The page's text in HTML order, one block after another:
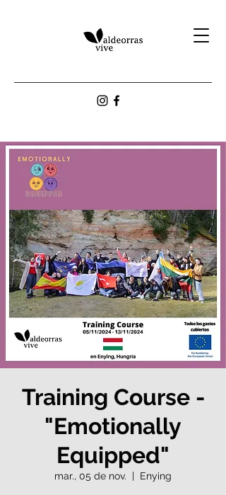
Training Course -
"Emotionally
Equipped"
mar., 05 de nov.
  |
Enying